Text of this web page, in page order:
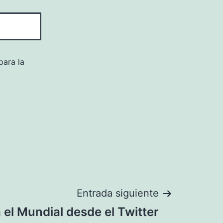
la
Entrada siguiente
el Mundial desde el Twitter